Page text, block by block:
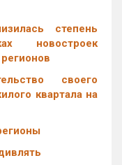
степень
новостроек
своего
квартала на